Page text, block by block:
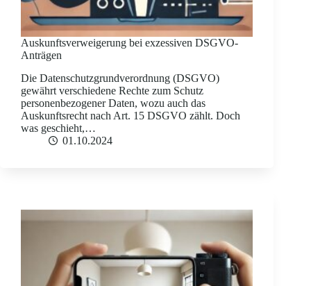
Auskunftsverweigerung bei exzessiven DSGVO-
Anträgen
Die Datenschutzgrundverordnung (DSGVO)
gewährt verschiedene Rechte zum Schutz
personenbezogener Daten, wozu auch das
Auskunftsrecht nach Art. 15 DSGVO zählt. Doch
was geschieht,…
01.10.2024